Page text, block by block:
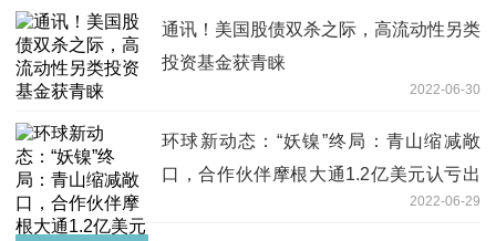
通讯！美国股债双杀之际，高流动性另类
投资基金获青睐
2022-06-30
环球新动态：“妖镍”终局：青山缩减敞
口，合作伙伴摩根大通1.2亿美元认亏出
2022-06-29